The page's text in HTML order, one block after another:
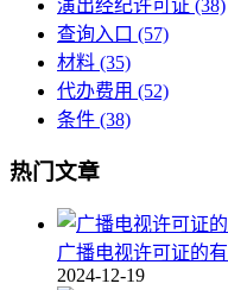
演出经纪许可证 (38)
查询入口 (57)
材料 (35)
代办费用 (52)
条件 (38)
热门文章
广播电视许可证的
2024-12-19